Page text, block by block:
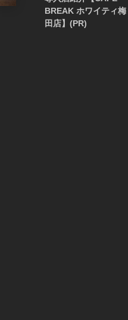
BREAK ホワイティ梅
田店】(PR)